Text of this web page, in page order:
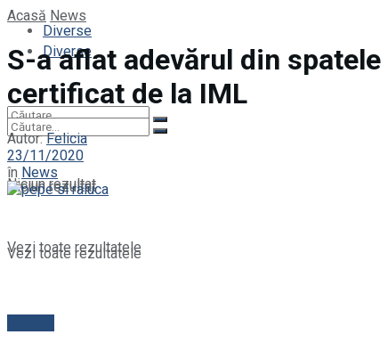
Diverse
Niciun rezultat
Vezi toate rezultatele
Diverse
Niciun rezultat
Vezi toate rezultatele
Acasă News
S-a aflat adevărul din
certificat de la IML
Autor: Felicia
23/11/2020
în News